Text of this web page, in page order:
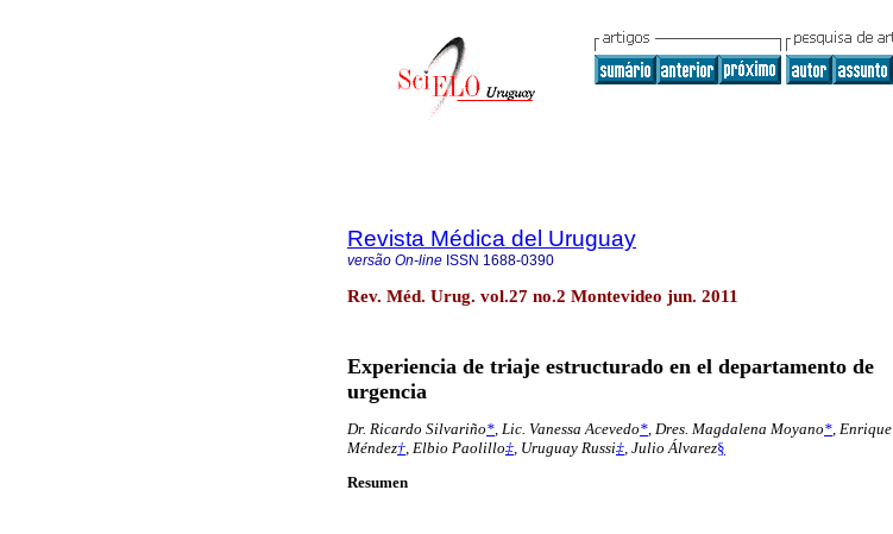
Revista Médica del Uruguay
versão On-line ISSN 1688-0390
Rev. Méd. Urug. vol.27 no.2 Montevideo jun. 2011
Experiencia de triaje estructurado en el departamento de
urgencia
Dr. Ricardo Silvariño*, Lic. Vanessa Acevedo*, Dres. Magdalena Moyano*, Enrique
Méndez†, Elbio Paolillo‡, Uruguay Russi‡, Julio Álvarez§
Resumen